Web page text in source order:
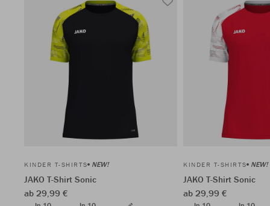
KINDER T-SHIRTS NEW!
JAKO T-Shirt Sonic
ab 29,99 €
KINDER T-SHIRTS NEW!
JAKO T-Shirt Sonic
ab 29,99 €